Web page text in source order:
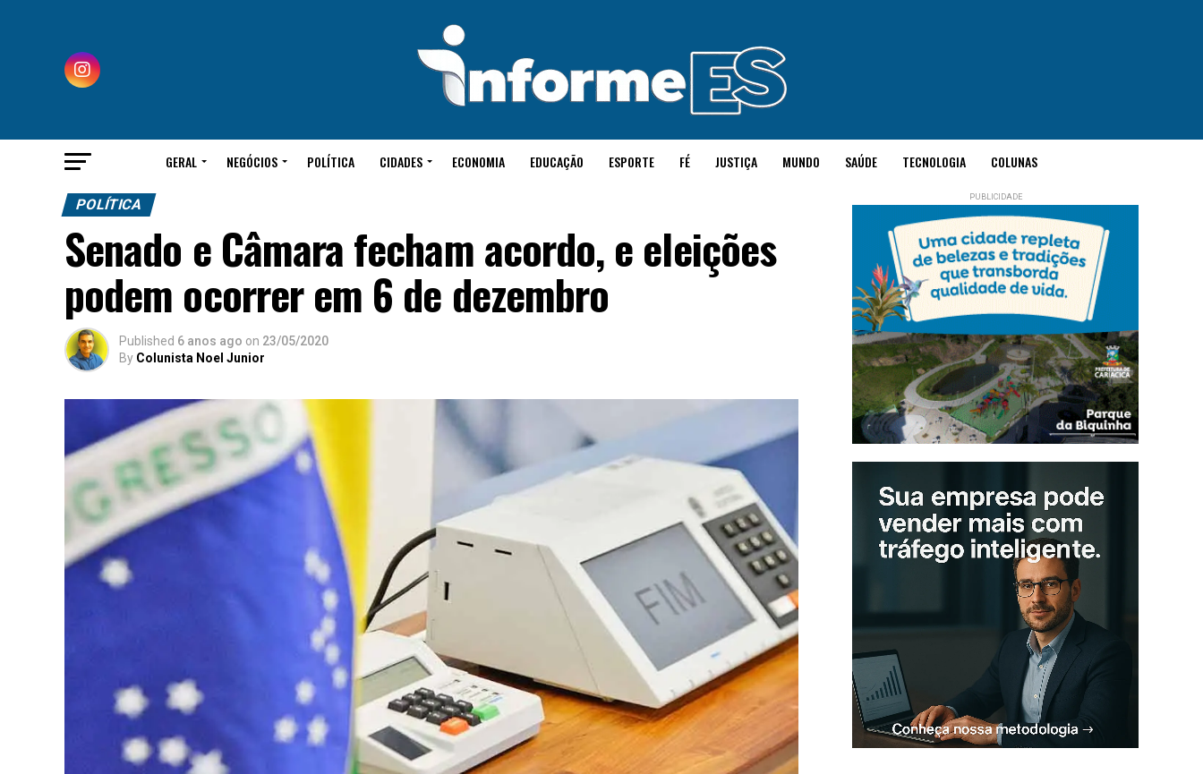
GERAL NEGÓCIOS POLÍTICA CIDADES ECONOMIA EDUCAÇÃO ESPORTE FÉ JUSTIÇA MUNDO SAÚDE TECNOLOGIA COLUNAS
POLÍTICA
Senado e Câmara fecham acordo, e eleições
podem ocorrer em 6 de dezembro
Published 6 anos ago on 23/05/2020
By Colunista Noel Junior